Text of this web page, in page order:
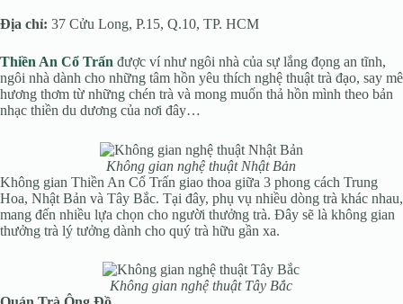
Địa chỉ: 37 Cửu Long, P.15, Q.10, TP. HCM
Thiền An Cổ Trấn được ví như ngôi nhà của sự lắng đọng an tĩnh,
ngôi nhà dành cho những tâm hồn yêu thích nghệ thuật trà đạo, say mê
hương thơm từ những chén trà và mong muốn thả hồn mình theo bản
nhạc thiền du dương của nơi đây…
Không gian nghệ thuật Nhật Bản
Không gian Thiền An Cổ Trấn giao thoa giữa 3 phong cách Trung
Hoa, Nhật Bản và Tây Bắc. Tại đây, phụ vụ nhiều dòng trà khác nhau,
mang đến nhiều lựa chọn cho người thưởng trà. Đây sẽ là không gian
thưởng trà lý tưởng dành cho quý trà hữu gần xa.
Không gian nghệ thuật Tây Bắc